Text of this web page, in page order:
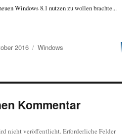
Windows 8.1 nutzen zu wollen brachte...
2016 Kategorien
Windows
Kommentar
nicht veröffentlicht.Erforderliche Felder